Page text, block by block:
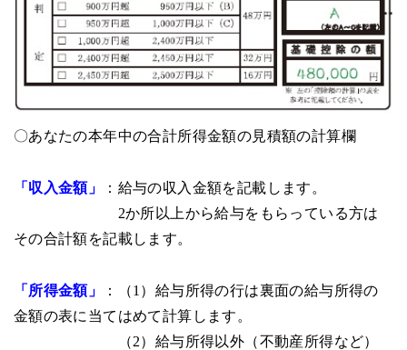
〇あなたの本年中の合計所得金額の見積額の計算欄
「収入金額」
：給与の収入金額を記載します。
2か所以上から給与をもらっている方は
その合計額を記載します。
「所得金額」
：（1）給与所得の行は裏面の給与所得の
金額の表に当てはめて計算します。
（2）給与所得以外（不動産所得など）